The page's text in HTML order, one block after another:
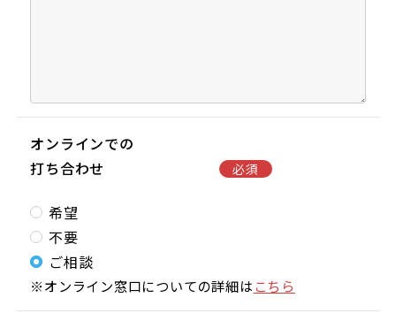
オンラインでの
打ち合わせ
必須
希望
不要
ご相談
※オンライン窓口についての詳細は こちら